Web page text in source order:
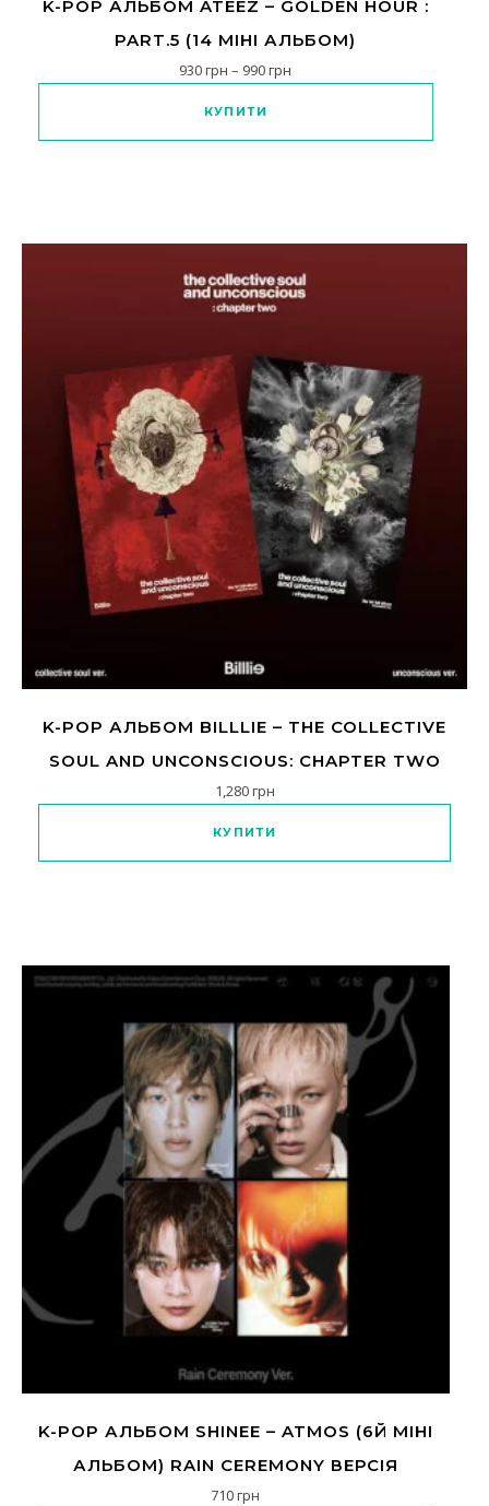
K-POP АЛЬБОМ ATEEZ – GOLDEN HOUR :
PART.5 (14 МІНІ АЛЬБОМ)
930грн – 990грн
КУПИТИ
K-POP АЛЬБОМ BILLLIE – THE COLLECTIVE
SOUL AND UNCONSCIOUS: CHAPTER TWO
1,280грн
КУПИТИ
K-POP АЛЬБОМ SHINEE – ATMOS (6Й МІНІ
АЛЬБОМ) RAIN CEREMONY ВЕРСІЯ
710грн